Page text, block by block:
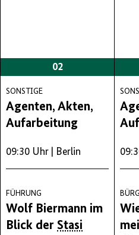
02
SONSTIGE
Agenten, Akten,
Aufarbeitung
09:30 Uhr | Berlin
FÜHRUNG
Wolf Biermann im
Blick der Stasi